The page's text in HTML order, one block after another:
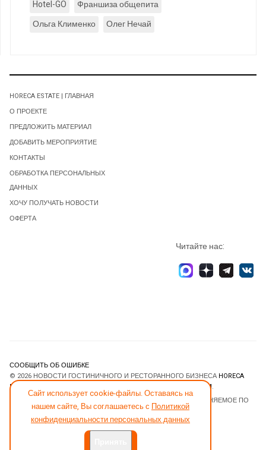
Hotel-GO
Франшиза общепита
Ольга Клименко
Олег Нечай
Сайт использует cookie-файлы. Оставаясь на
нашем сайте, Вы соглашаетесь с Политикой
конфиденциальности персональных данных
HORECA ESTATE | ГЛАВНАЯ
О ПРОЕКТЕ
ПРЕДЛОЖИТЬ МАТЕРИАЛ
ДОБАВИТЬ МЕРОПРИЯТИЕ
КОНТАКТЫ
ОБРАБОТКА ПЕРСОНАЛЬНЫХ
ДАННЫХ
ХОЧУ ПОЛУЧАТЬ НОВОСТИ
ОФЕРТА
Читайте нас:
СООБЩИТЬ ОБ ОШИБКЕ
© 2026 НОВОСТИ ГОСТИНИЧНОГО И РЕСТОРАННОГО БИЗНЕСА HORECA
ESTATE
JOOMLART.COM.
- ПРОГРАММНОЕ ОБЕСПЕЧЕНИЕ, РАСПРОСТРАНЯЕМОЕ ПО
ЛИЦЕНЗИИGNU GENERAL PUBLIC LICENSE.